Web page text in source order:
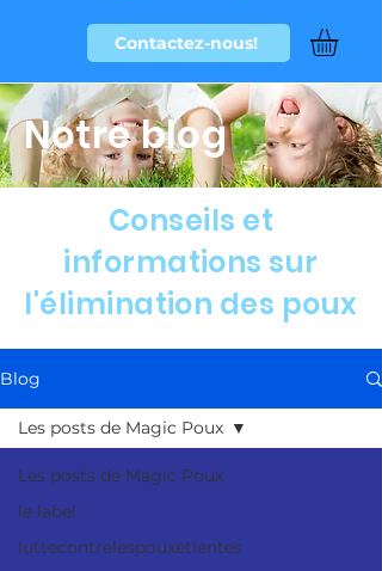
Contactez-nous!
Notre blog
Conseils et
informations sur
l'élimination des poux
Blog
Les posts de Magic Poux
le label
luttecontrelespouxetlentes
Les posts de Magic Poux